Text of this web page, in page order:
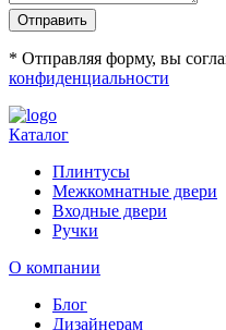
Отправить
* Отправляя форму, вы
конфиденциальности
Каталог
Плинтусы
Межкомнатные двери
Входные двери
Ручки
О компании
Блог
Дизайнерам